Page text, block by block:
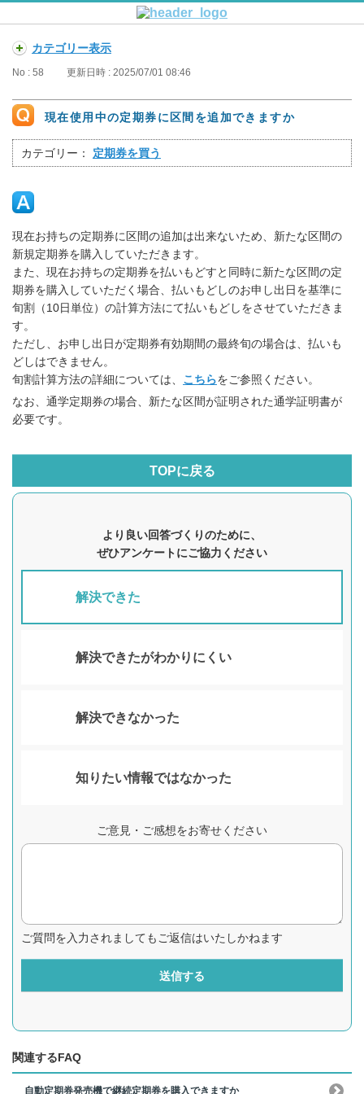
カテゴリー表示
No : 58 更新日時 : 2025/07/01 08:46
現在使用中の定期券に区間を追加できますか
カテゴリー： 定期券を買う
現在お持ちの定期券に区間の追加は出来ないため、新たな区間の
新規定期券を購入していただきます。
また、現在お持ちの定期券を払いもどすと同時に新たな区間の定
期券を購入していただく場合、払いもどしのお申し出日を基準に
旬割（10日単位）の計算方法にて払いもどしをさせていただきま
す。
ただし、お申し出日が定期券有効期間の最終旬の場合は、払いも
どしはできません。
旬割計算方法の詳細については、 こちらをご参照ください。
なお、通学定期券の場合、新たな区間が証明された通学証明書が
必要です。
TOPに戻る
より良い回答づくりのために、
ぜひアンケートにご協力ください
解決できた
解決できたがわかりにくい
解決できなかった
知りたい情報ではなかった
ご意見・ご感想をお寄せください
ご質問を入力されましてもご返信はいたしかねます
送信する
関連するFAQ
自動定期券発売機で継続定期券を購入できますか